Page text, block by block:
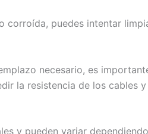
corroída, puedes intentar
necesario, es
la resistencia de los cables
y pueden variar